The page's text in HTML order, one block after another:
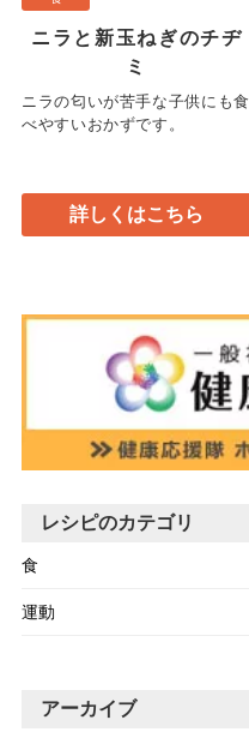
ニラと新玉ねぎのチヂ
ミ
ニラの匂いが苦手な子供にも食
べやすいおかずです。
詳しくはこちら
レシピのカテゴリ
食
運動
アーカイブ